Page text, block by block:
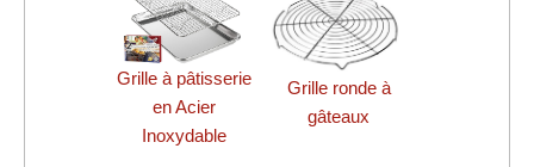
Grille à pâtisserie
en Acier
Inoxydable
Grille ronde à
gâteaux